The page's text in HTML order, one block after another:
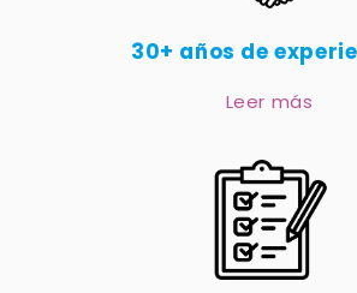
30+ años de
Leer más